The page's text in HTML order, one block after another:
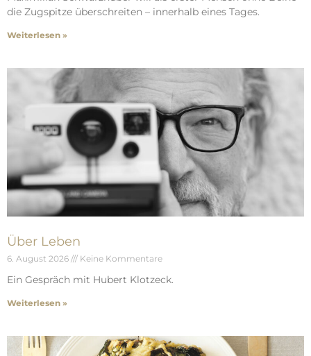
die Zugspitze überschreiten – innerhalb eines Tages.
Weiterlesen »
Über Leben
6. August 2026 Keine Kommentare
Ein Gespräch mit Hubert Klotzeck.
Weiterlesen »